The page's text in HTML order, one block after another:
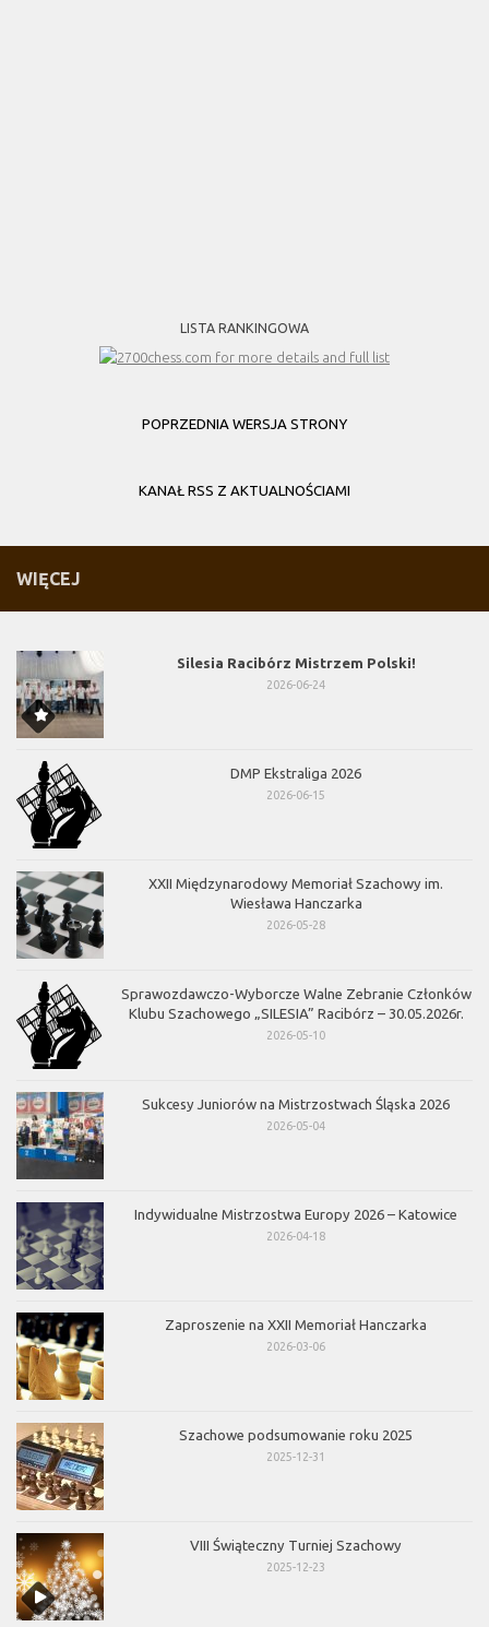
LISTA RANKINGOWA
POPRZEDNIA WERSJA STRONY
KANAŁ RSS Z AKTUALNOŚCIAMI
WIĘCEJ
Silesia Racibórz Mistrzem Polski!
2026-06-24
DMP Ekstraliga 2026
2026-06-15
XXII Międzynarodowy Memoriał Szachowy im.
Wiesława Hanczarka
2026-05-28
Sprawozdawczo-Wyborcze Walne Zebranie Członków
Klubu Szachowego „SILESIA” Racibórz – 30.05.2026r.
2026-05-10
Sukcesy Juniorów na Mistrzostwach Śląska 2026
2026-05-04
Indywidualne Mistrzostwa Europy 2026 – Katowice
2026-04-18
Zaproszenie na XXII Memoriał Hanczarka
2026-03-06
Szachowe podsumowanie roku 2025
2025-12-31
VIII Świąteczny Turniej Szachowy
2025-12-23